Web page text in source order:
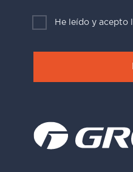
He leído y acepto